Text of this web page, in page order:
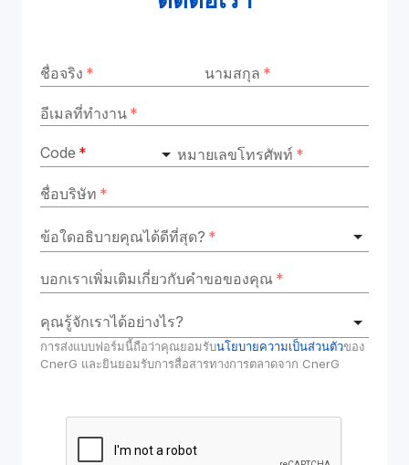
ชื่อจริง * นามสกุล *
อีเมลที่ทำงาน *
Code * หมายเลขโทรศัพท์ *
ชื่อบริษัท *
ข้อใดอธิบายคุณได้ดีที่สุด? *
บอกเราเพิ่มเติมเกี่ยวกับคำขอของคุณ *
คุณรู้จักเราได้อย่างไร?
การส่งแบบฟอร์มนี้ถือว่าคุณยอมรับนโยบายความเป็นส่วนตัวของ
CnerG และยินยอมรับการสื่อสารทางการตลาดจาก CnerG